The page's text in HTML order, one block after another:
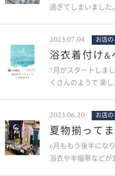
過ぎてしまいました
2023.07.04 お店の
浴衣着付け&
7月がスタートしま
くさんのようで 楽
2023.06.20 お店の
夏物揃って
6月ももう後半にな
浴衣や半幅帯などが